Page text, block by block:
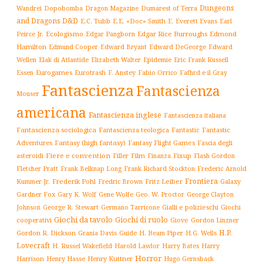
Wandrei Dopobomba Dragon Magazine Dumarest of Terra Dungeons
and Dragons D&D E.C. Tubb E.E. «Doc» Smith E. Everett Evans Earl
Peirce Jr. Ecologismo Edgar Pangborn Edgar Rice Burroughs Edmond
Hamilton Edmund Cooper Edward Bryant Edward DeGeorge Edward
Wellen Elak di Atlantide Elizabeth Walter Epidemie Eric Frank Russell
Essen Eurogames Eurotrash F. Anstey Fabio Orrico Fafhrd e il Gray
Mouser FantascienzaFantascienza
americana Fantascienza inglese Fantascienza italiana
Fantascienza sociologica Fantascienza teologica Fantastic Fantastic
Adventures Fantasy (high fantasy) Fantasy Flight Games Fascia degli
asteroidi Fiere e convention Filler Film Finanza Fixup Flash Gordon
Fletcher Pratt Frank Belknap Long Frank Richard Stockton Frederic Arnold
Kummer Jr. Frederik Pohl Fredric Brown Fritz Leiber Frontiera Galaxy
Gardner Fox Gary K. Wolf Gene Wolfe Geo. W. Proctor George Clayton
Johnson George R. Stewart Germano Tarricone Gialli e polizieschi Giochi
cooperativi Giochi da tavolo Giochi di ruolo Giove Gordon Linzner
Gordon R. Dickson Grania Davis Guide H. Beam Piper H.G. Wells H.P.
Lovecraft H. Russel Wakefield Harold Lawlor Harry Bates Harry
Harrison Henry Hasse Henry Kuttner Horror Hugo Gernsback